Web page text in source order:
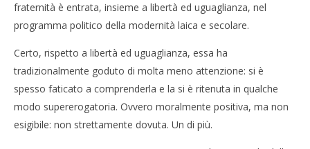
fraternità è entrata, insieme a libertà ed uguaglianza, nel
programma politico della modernità laica e secolare.
Certo, rispetto a libertà ed uguaglianza, essa ha
tradizionalmente goduto di molta meno attenzione: si è
spesso faticato a comprenderla e la si è ritenuta in qualche
modo supererogatoria. Ovvero moralmente positiva, ma non
esigibile: non strettamente dovuta. Un di più.